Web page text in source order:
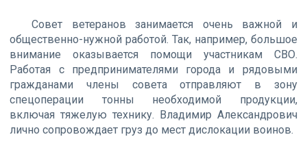
Совет ветеранов занимается очень важной и
общественно-нужной работой. Так, например, большое
внимание оказывается помощи участникам СВО.
Работая с предпринимателями города и рядовыми
гражданами члены совета отправляют в зону
спецоперации тонны необходимой продукции,
включая тяжелую технику. Владимир Александрович
лично сопровождает груз до мест дислокации воинов.